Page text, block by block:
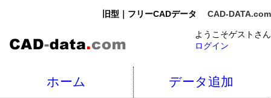
旧型｜フリーCADデータ CAD-DATA.com
ようこそゲストさん
ログイン
ホーム データ追加